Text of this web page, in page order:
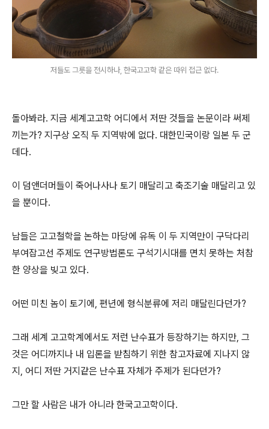
저들도 그릇을 전시하나, 한국고고학 같은 따위 접근 없다.
돌아봐라. 지금 세계고고학 어디에서 저딴 것들을 논문이라 써제
끼는가? 지구상 오직 두 지역밖에 없다. 대한민국이랑 일본 두 군
데다.
이 덤앤더머들이 죽어나사나 토기 매달리고 축조기술 매달리고 있
을 뿐이다.
남들은 고고철학을 논하는 마당에 유독 이 두 지역만이 구닥다리
부여잡고선 주제도 연구방법론도 구석기시대를 면치 못하는 처참
한 양상을 빚고 있다.
어떤 미친 놈이 토기에, 편년에 형식분류에 저리 매달린다던가?
그래 세계 고고학계에서도 저런 난수표가 등장하기는 하지만, 그
것은 어디까지나 내 입론을 받침하기 위한 참고자료에 지나지 않
지, 어디 저딴 거지같은 난수표 자체가 주제가 된다던가?
그만 할 사람은 내가 아니라 한국고고학이다.